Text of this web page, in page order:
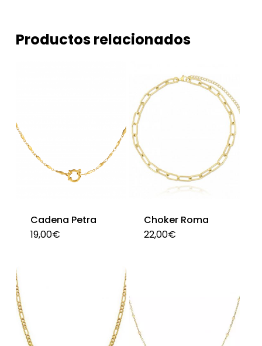
Productos relacionados
Cadena Petra
19,00€
Choker Roma
22,00€